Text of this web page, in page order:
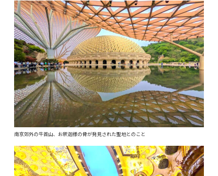
南京郊外の牛首山、お釈迦様の骨が発見された聖地とのこと